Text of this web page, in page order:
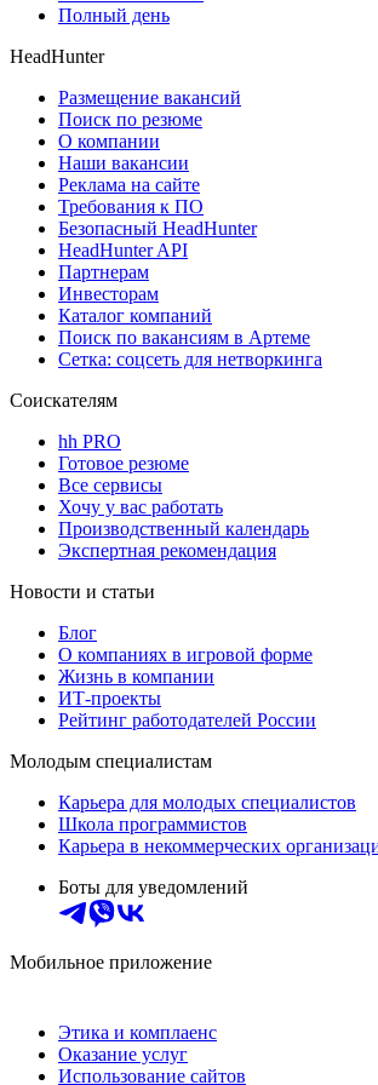
Полный день
HeadHunter
Размещение вакансий
Поиск по резюме
О компании
Наши вакансии
Реклама на сайте
Требования к ПО
Безопасный HeadHunter
HeadHunter API
Партнерам
Инвесторам
Каталог компаний
Поиск по вакансиям в Артеме
Сетка: соцсеть для нетворкинга
Соискателям
hh PRO
Готовое резюме
Все сервисы
Хочу у вас работать
Производственный календарь
Экспертная рекомендация
Новости и статьи
Блог
О компаниях в игровой форме
Жизнь в компании
ИТ-проекты
Рейтинг работодателей России
Молодым специалистам
Карьера для молодых специалистов
Школа программистов
Карьера в некоммерческих
Боты для уведомлений
Мобильное приложение
Этика и комплаенс
Оказание услуг
Использование сайтов